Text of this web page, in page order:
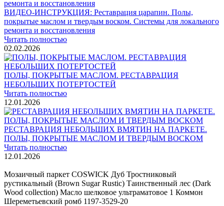
ВИДЕО-ИНСТРУКЦИЯ: Реставрация царапин. Полы,
покрытые маслом и твердым воском. Системы для локального
ремонта и восстановления
Читать полностью
02.02.2026
ПОЛЫ, ПОКРЫТЫЕ МАСЛОМ. РЕСТАВРАЦИЯ
НЕБОЛЬШИХ ПОТЕРТОСТЕЙ
Читать полностью
12.01.2026
РЕСТАВРАЦИЯ НЕБОЛЬШИХ ВМЯТИН НА ПАРКЕТЕ.
ПОЛЫ, ПОКРЫТЫЕ МАСЛОМ И ТВЕРДЫМ ВОСКОМ
Читать полностью
12.01.2026
Мозаичный паркет COSWICK Дуб Тростниковый
рустикальный (Brown Sugar Rustic) Таинственный лес (Dark
Wood collection) Масло шелковое ультраматовое 1 Коммон
Шереметьевский ромб 1197-3529-20